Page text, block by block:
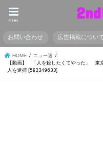
menu
お問い合わせ 広告掲載につい
HOME
ニュー速
【動画】 「人を殺したくてやった」 東
人を逮捕 [593349633]